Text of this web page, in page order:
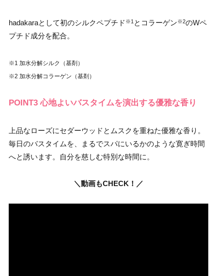
hadakaraとして初のシルクペプチド ※1 とコラーゲン※2のWペ
プチド成分を配合。
※1 加水分解シルク（基剤）
※2 加水分解コラーゲン（基剤）
POINT3 心地よいバスタイムを演出する優雅な香り
上品なローズにセダーウッドとムスクを重ねた優雅な香り。
毎日のバスタイムを、まるでスパにいるかのような寛ぎ時間
へと誘います。自分を慈しむ特別な時間に。
＼動画もCHECK！／